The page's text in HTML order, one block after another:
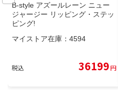
B-style アズールレーン ニュー
ジャージー リッピング・ステッ
ピング!
マイストア在庫： 4594
税込 36199円